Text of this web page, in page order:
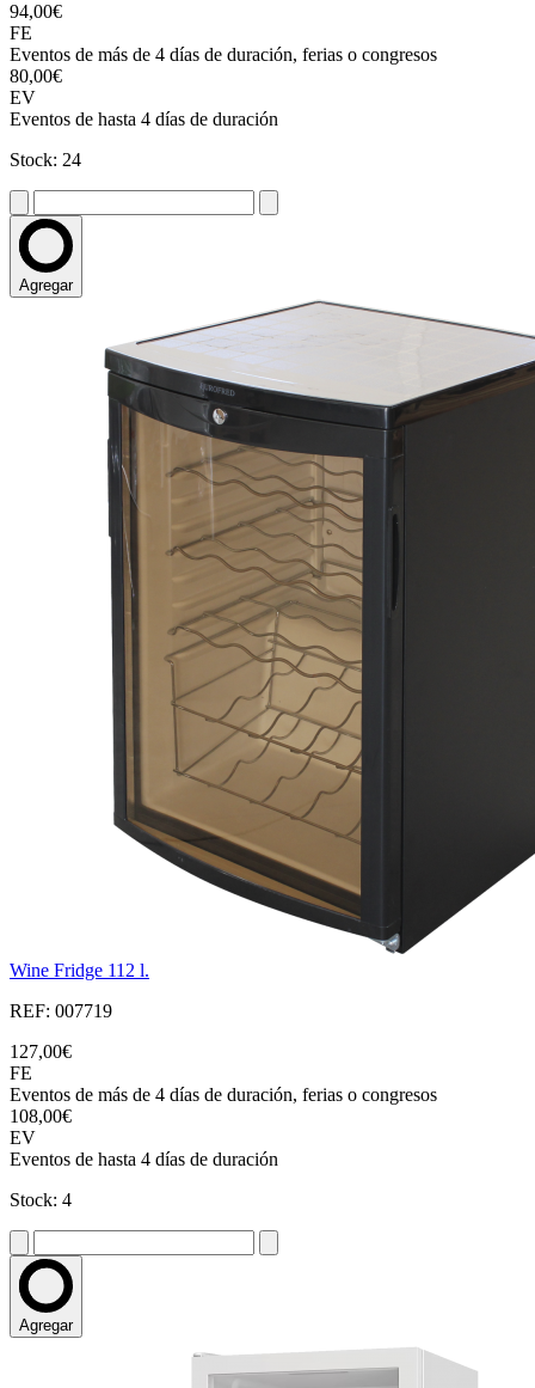
94,00€
FE
Eventos de más de 4 días de duración, ferias o congresos
80,00€
EV
Eventos de hasta 4 días de duración
Stock: 24
Agregar
Wine Fridge 112 l.
REF: 007719
127,00€
FE
Eventos de más de 4 días de duración, ferias o congresos
108,00€
EV
Eventos de hasta 4 días de duración
Stock: 4
Agregar